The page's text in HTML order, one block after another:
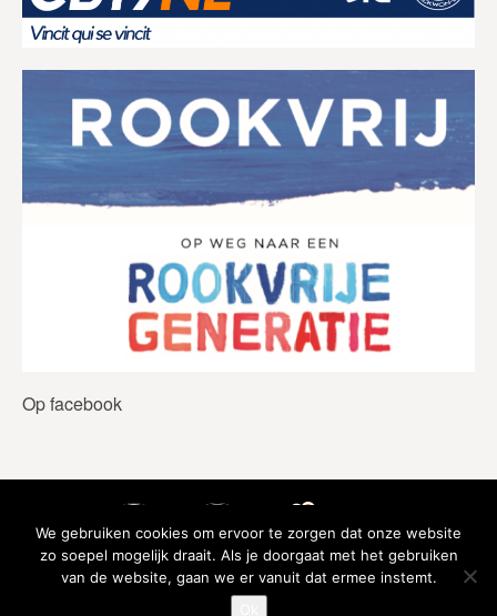
Op facebook
We gebruiken cookies om ervoor te zorgen dat onze website
zo soepel mogelijk draait. Als je doorgaat met het gebruiken
van de website, gaan we er vanuit dat ermee instemt.